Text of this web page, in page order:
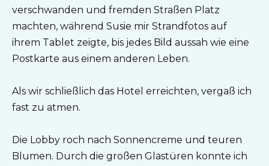
verschwanden und fremden Straßen Platz
machten, während Susie mir Strandfotos auf
ihrem Tablet zeigte, bis jedes Bild aussah wie eine
Postkarte aus einem anderen Leben.
Als wir schließlich das Hotel erreichten, vergaß ich
fast zu atmen.
Die Lobby roch nach Sonnencreme und teuren
Blumen. Durch die großen Glastüren konnte ich